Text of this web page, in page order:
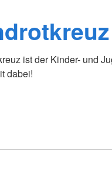
ist der Kinder- und
dabei!